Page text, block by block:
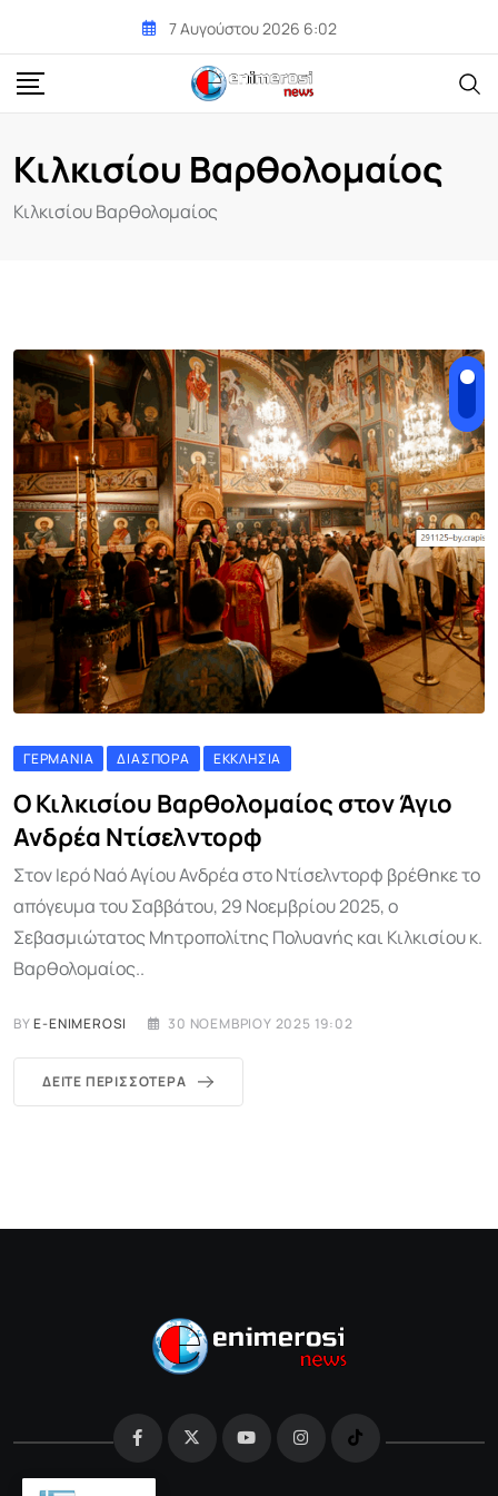
content
7 Αυγούστου 2026 6:02
Κιλκισίου Βαρθολομαίος
Κιλκισίου Βαρθολομαίος
ΓΕΡΜΑΝΊΑ ΔΙΑΣΠΟΡΆ ΕΚΚΛΗΣΊΑ
Ο Κιλκισίου Βαρθολομαίος στον Άγιο
Ανδρέα Ντίσελντορφ
Στον Ιερό Ναό Αγίου Ανδρέα στο Ντίσελντορφ βρέθηκε το
απόγευμα του Σαββάτου, 29 Νοεμβρίου 2025, ο
Σεβασμιώτατος Μητροπολίτης Πολυανής και Κιλκισίου κ.
Βαρθολομαίος..
BYE-ENIMEROSI 30 ΝΟΕΜΒΡΊΟΥ 2025 19:02
ΔΕΊΤΕ ΠΕΡΙΣΣΌΤΕΡΑ